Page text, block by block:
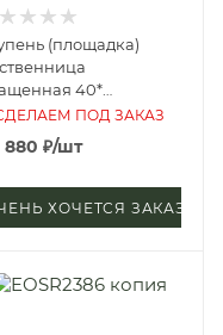
(площадка)
40*
мм (сорт А)
ПОД ЗАКАЗ
880 ₽/шт
ХОЧЕТСЯ ЗАКАЗАТЬ